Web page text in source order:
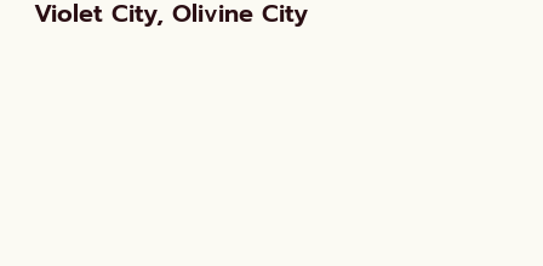
Violet City, Olivine City